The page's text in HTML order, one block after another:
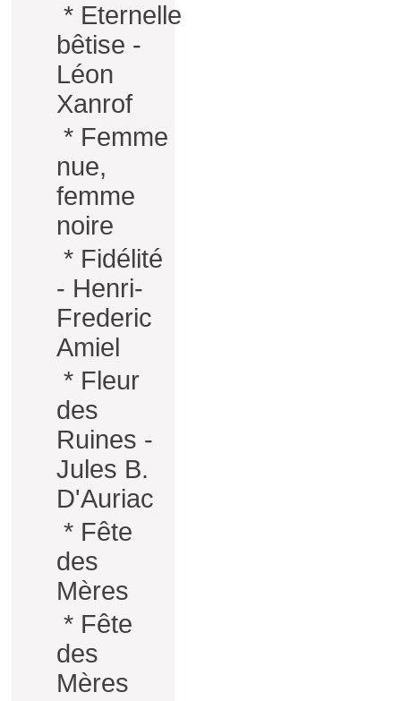
* Eternelle
bêtise -
Léon
Xanrof
* Femme
nue,
femme
noire
* Fidélité
- Henri-
Frederic
Amiel
* Fleur
des
Ruines -
Jules B.
D'Auriac
* Fête
des
Mères
* Fête
des
Mères